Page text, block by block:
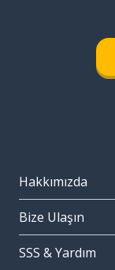
Hakkımızda
Bize Ulaşın
SSS & Yardım